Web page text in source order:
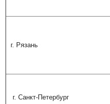
г. Рязань
г. Санкт-Петербург